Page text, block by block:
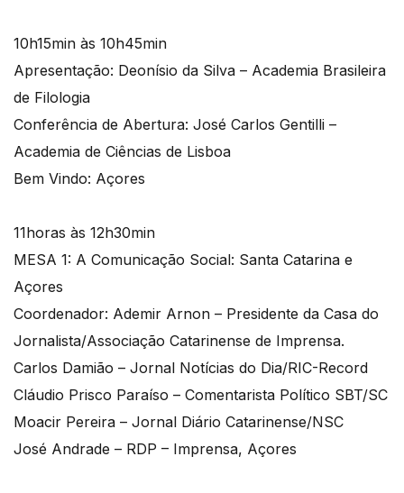
10h15min às 10h45min
Apresentação: Deonísio da Silva – Academia Brasileira
de Filologia
Conferência de Abertura: José Carlos Gentilli –
Academia de Ciências de Lisboa
Bem Vindo: Açores
11horas às 12h30min
MESA 1: A Comunicação Social: Santa Catarina e
Açores
Coordenador: Ademir Arnon – Presidente da Casa do
Jornalista/Associação Catarinense de Imprensa.
Carlos Damião – Jornal Notícias do Dia/RIC-Record
Cláudio Prisco Paraíso – Comentarista Político SBT/SC
Moacir Pereira – Jornal Diário Catarinense/NSC
José Andrade – RDP – Imprensa, Açores